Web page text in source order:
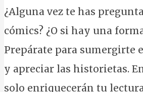
¿Alguna vez te has
cómics? ¿O si hay una
Prepárate para sumergirte
y apreciar las historietas.
solo enriquecerán tu